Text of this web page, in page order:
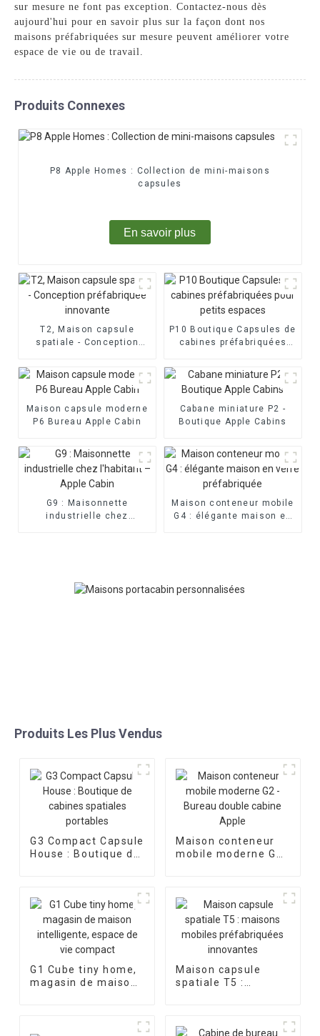
sur mesure ne font pas exception. Contactez-nous dès
aujourd'hui pour en savoir plus sur la façon dont nos
maisons préfabriquées sur mesure peuvent améliorer votre
espace de vie ou de travail.
Produits Connexes
P8 Apple Homes : Collection de mini-maisons
capsules
En savoir plus
T2, Maison capsule
spatiale - Conception
P10 Boutique Capsules de
cabines préfabriquées
Maison capsule moderne
P6 Bureau Apple Cabin
Cabane miniature P2 -
Boutique Apple Cabins
G9 : Maisonnette
industrielle chez
Maison conteneur mobile
G4 : élégante maison en
Produits Les Plus Vendus
G3 Compact Capsule
House : Boutique de
Maison conteneur
mobile moderne G2
G1 Cube tiny home,
magasin de maison
Maison capsule
spatiale T5 :